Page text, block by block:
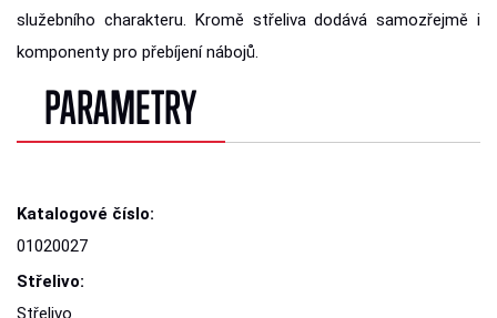
služebního charakteru. Kromě střeliva dodává samozřejmě i
komponenty pro přebíjení nábojů.
PARAMETRY
Katalogové číslo:
01020027
Střelivo:
Střelivo